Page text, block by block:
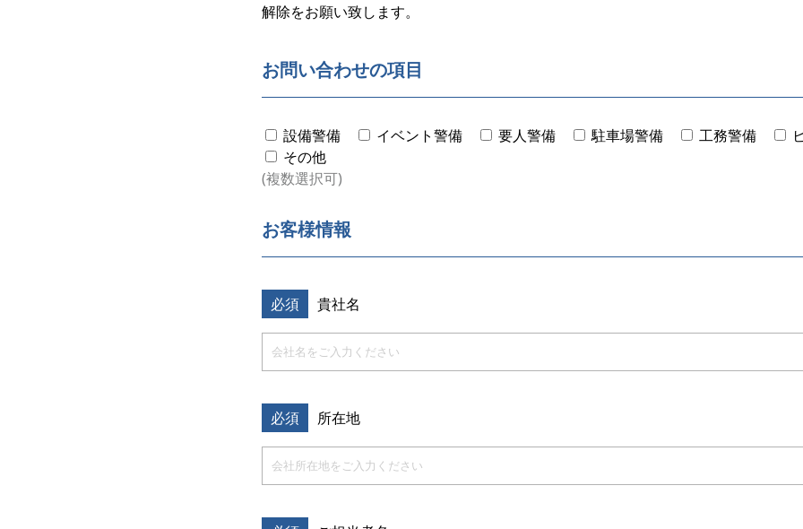
解除をお願い致します。
お問い合わせの項目
設備警備 イベント警備 要人警備 駐車場警備 工務警備
その他
(複数選択可)
お客様情報
必須 貴社名
必須 所在地